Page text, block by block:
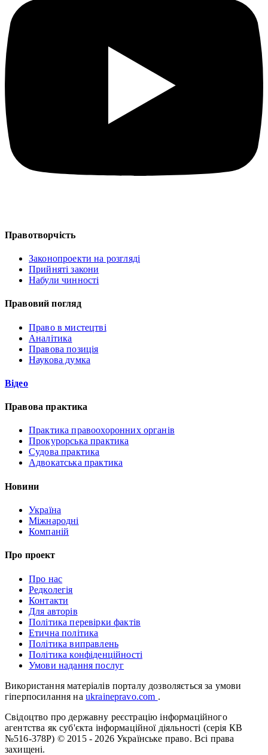
Правотворчість
Законопроекти на розгляді
Прийняті закони
Набули чинності
Правовий погляд
Право в мистецтві
Аналітика
Правова позиція
Наукова думка
Відео
Правова практика
Практика правоохоронних органів
Прокурорська практика
Судова практика
Адвокатська практика
Новини
Україна
Міжнародні
Компаній
Про проект
Про нас
Редколегія
Контакти
Для авторів
Політика перевірки фактів
Етична політика
Політика виправлень
Політика конфіденційності
Умови надання послуг
Використання матеріалів порталу дозволяється за умови
гіперпосилання на ukrainepravo.com .
Свідоцтво про державну реєстрацію інформаційного
агентства як суб'єкта інформаційної діяльності (серія КВ
№516-378Р) © 2015 - 2026 Українське право. Всі права
захищені.